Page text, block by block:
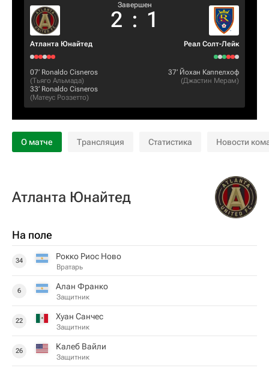
Атланта Юнайтед
Завершен
2 : 1
Реал Солт-Лейк
07‎’‎ Ronaldo Cisneros
(Тьяго Альмада)
33‎’‎ Ronaldo Cisneros
(Матеус Роззетто)
37‎’‎ Йохан Каппелхоф
(Джастин Мерам)
О матче Трансляция Статистика Новости
Атланта Юнайтед
На поле
34 Рокко Риос Ново
Вратарь
6 Алан Франко
Защитник
22 Хуан Санчес
Защитник
26 Калеб Вайли
Защитник